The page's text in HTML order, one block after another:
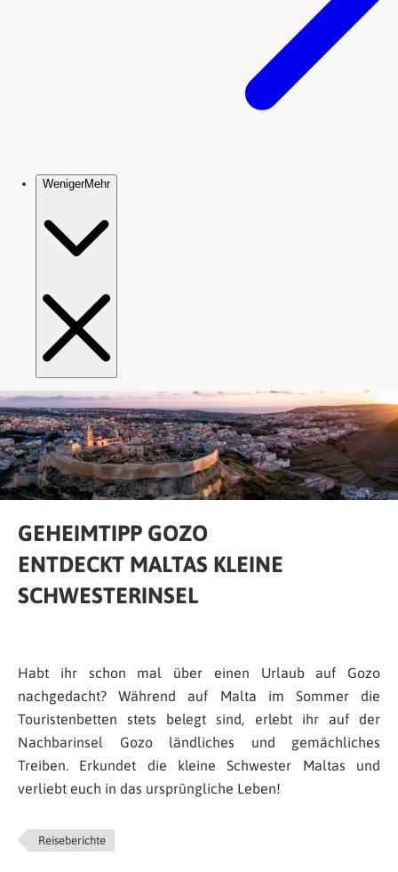
GEHEIMTIPP GOZO
ENTDECKT MALTAS KLEINE
SCHWESTERINSEL
Habt ihr schon mal über einen Urlaub auf Gozo
nachgedacht? Während auf Malta im Sommer die
Touristenbetten stets belegt sind, erlebt ihr auf der
Nachbarinsel Gozo ländliches und gemächliches
Treiben. Erkundet die kleine Schwester Maltas und
verliebt euch in das ursprüngliche Leben!
Reiseberichte